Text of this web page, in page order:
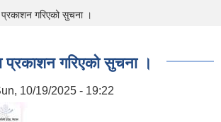
गरिएको सुचना ।
प्रकाशन गरिएको सुचना ।
10/19/2025 - 19:22